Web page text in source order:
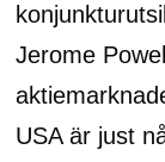
Jerome
USA är just